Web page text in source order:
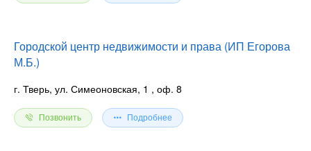
Городской центр недвижимости и права (ИП Егорова
М.Б.)
г. Тверь, ул. Симеоновская, 1 , оф. 8
Позвонить Подробнее